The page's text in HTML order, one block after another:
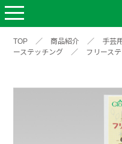
TOP ／ 商品紹介 ／ 手芸
ーステッチング
／ フリース